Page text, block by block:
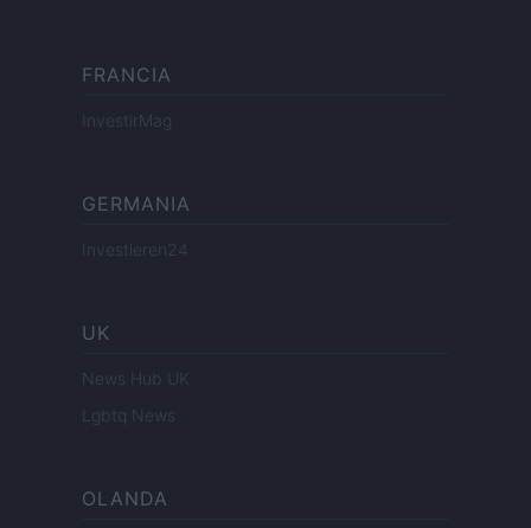
FRANCIA
InvestirMag
GERMANIA
Investieren24
UK
News Hub UK
Lgbtq News
OLANDA